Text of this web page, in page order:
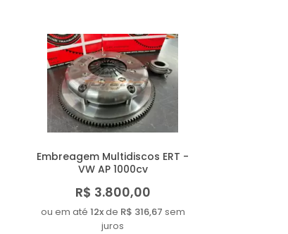
Embreagem Multidiscos ERT -
VW AP 1000cv
R$ 3.800,00
ou em até 12xde R$ 316,67 sem
juros